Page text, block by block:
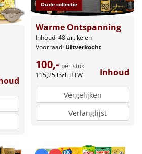
Oude collectie
Warme Ontspanning
Inhoud: 48 artikelen
Voorraad: Uitverkocht
100,- per stuk
115,25 incl. BTW Inhoud
Vergelijken
Verlanglijst